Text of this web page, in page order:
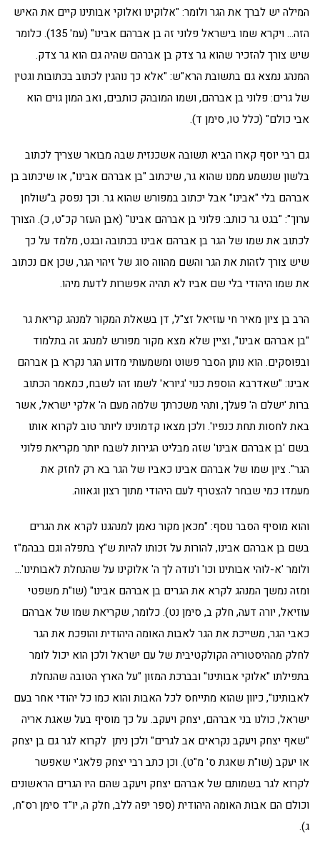
המילה יש לברך את הגר ולומר: "אלוקינו ואלוקי אבותינו קיים את האיש
הזה… ויקרא שמו בישראל פלוני זה בן אברהם אבינו" (עמ' 135). כלומר
שיש צורך להזכיר שהוא גר צדק בן אברהם שהיה גם הוא גר צדק.
המנהג נמצא גם בתשובת הרא"ש: "אלא כך נוהגין לכתוב בכתובות וגטין
של גרים: פלוני בן אברהם, ושמו המובהק כותבים, ואב המון גוים הוא
אבי כולם" (כלל טו, סימן ד).
גם רבי יוסף קארו הביא תשובה אשכנזית שבה מבואר שצריך לכתוב
בלשון שנשמע ממנו שהוא גר, שיכתוב "בן אברהם אבינו", או שיכתוב בן
אברהם בלי "אבינו" אבל יכתוב במפורש שהוא גר. וכך נפסק ב"שולחן
ערוך": "בגט גר כותב: פלוני בן אברהם אבינו" (אבן העזר קכ"ט, כ). הצורך
לכתוב את שמו של הגר בן אברהם אבינו בכתובה ובגט, מלמד על כך
שיש צורך לזהות את הגר והשם מהווה סוג של זיהוי הגר, שכן אם נכתוב
את שמו היהודי בלי שם אביו לא תהיה אפשרות לדעת מיהו.
הרב בן ציון מאיר חי עוזיאל זצ"ל, דן בשאלת המקור למנהג קריאת גר
"בן אברהם אבינו", וציין שלא מצא מקור מפורש למנהג זה בתלמוד
ובפוסקים. הוא נותן הסבר פשוט ומשמעותי מדוע הגר נקרא בן אברהם
אבינו: "שאדרבא הוספת כנוי 'גיורא' לשמו זהו לשבח, כמאמר הכתוב
ברות 'ישלם ה' פעלך, ותהי משכרתך שלמה מעם ה' אלקי ישראל, אשר
באת לחסות תחת כנפיו'. ולכן מצאו קדמונינו ליותר טוב לקרוא אותו
בשם 'בן אברהם אבינו' שזה מבליט הגירות לשבח יותר מקריאת פלוני
הגר". ציון שמו של אברהם אבינו כאביו של הגר בא רק לחזק את
מעמדו כמי שבחר להצטרף לעם היהודי מתוך רצון וגאווה.
והוא מוסיף הסבר נוסף: "מכאן מקור נאמן למנהגנו לקרא את הגרים
בשם בן אברהם אבינו, להורות על זכותו להיות ש"ץ בתפלה וגם בבהמ"ז
ולומר 'א-לוהי אבותינו וכו' ו'נודה לך ה' אלוקינו על שהנחלת לאבותינו'…
ומזה נמשך המנהג לקרא את הגרים בן אברהם אבינו" (שו"ת משפטי
עוזיאל, יורה דעה, חלק ב, סימן נט). כלומר, שקריאת שמו של אברהם
כאבי הגר, משייכת את הגר לאבות האומה היהודית והופכת את הגר
לחלק מההיסטוריה הקולקטיבית של עם ישראל ולכן הוא יכול לומר
בתפילתו "אלוקי אבותינו" ובברכת המזון "על הארץ הטובה שהנחלת
לאבותינו", כיוון שהוא מתייחס לכל האבות והוא כמו כל יהודי אחר בעם
ישראל, כולנו בני אברהם, יצחק ויעקב. על כך מוסיף בעל שאגת אריה
"שאף יצחק ויעקב נקראים אב לגרים" ולכן ניתן לקרוא לגר גם בן יצחק
או יעקב (שו"ת שאגת ס' מ"ט). וכן כתב רבי יצחק פלאג'י שאפשר
לקרוא לגר בשמותם של אברהם יצחק ויעקב שהם היו הגרים הראשונים
וכולם הם אבות האומה היהודית (ספר יפה ללב, חלק ה, יו"ד סימן רס"ח,
ג).